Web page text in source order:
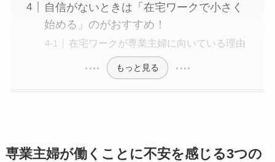
自信がないときは「在宅ワークで小さく
始める」のがおすすめ！
在宅ワークが専業主婦に向いている理由
もっと見る
専業主婦が働くことに不安を感じる3つの